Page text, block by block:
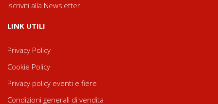
Iscriviti alla Newsletter
LINK UTILI
Privacy Policy
Cookie Policy
Privacy policy eventi e fiere
Condizioni generali di vendita